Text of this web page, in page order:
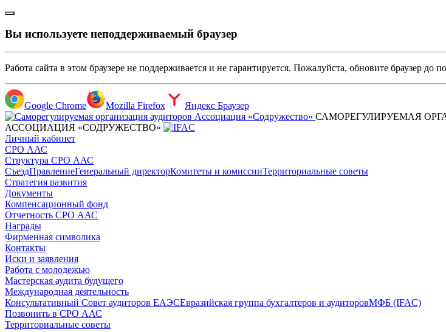
Вы используете неподдерживаемый браузер
Работа сайта в этом браузере не поддерживается и не гарантируется. Пожалуйста, обновите браузер до
Google Chrome Mozilla Firefox
Яндекс Браузер
САМОРЕГУЛИРУЕМАЯ
АССОЦИАЦИЯ «СОДРУЖЕСТВО»
Личный кабинет
СРО ААС
Структура СРО ААС
СъездПравлениеГенеральный директорКомитеты и комиссииТерриториальные советы
Стратегия развития
Документы
Компенсационный фонд
Отчетность СРО ААС
Награды
Фирменная символика
Контакты
Иски и заявления
Работа с молодежью
Мастерская аудита будущего
Международная деятельность
Консультативный Совет аудиторов ЕАЭСЕвразийская группа бухгалтеров и аудиторовМФБ (IFAC)
Позвонить в СРО ААС
Территориальные советы